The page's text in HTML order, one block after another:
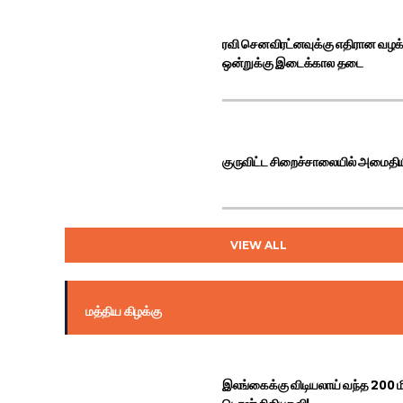
ரவி
ரவி செனவிரட்னவுக்கு எதிரான
ஒன்றுக்கு இடைக்கால தடை
குருவிட்ட சிறைச்சாலையில்
VIEW ALL
மத்திய கிழக்கு
இலங்கைக்கு விடியலாய் வந்த 200